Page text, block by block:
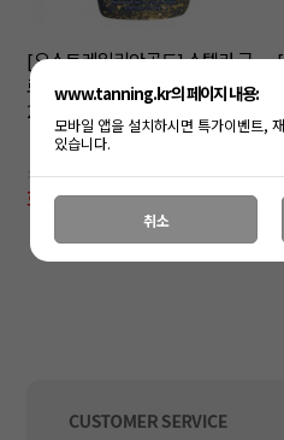
[오스트레일리안골드] 스텔라 글
로우 인텐시파이어 태닝로션
250ml
소비자가: 48,000원
회원공개
www.tanning.kr의 페이지 내용:
모바일 앱을 설치하시면 특가이벤트,
있습니다.
취소